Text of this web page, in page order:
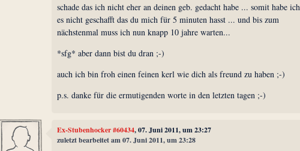
schade das ich nicht eher an deinen geb. gedacht habe ... somit habe ich
es nicht geschafft das du mich für 5 minuten hasst ... und bis zum
nächstenmal muss ich nun knapp 10 jahre warten...
*sfg* aber dann bist du dran ;-)
auch ich bin froh einen feinen kerl wie dich als freund zu haben ;-)
p.s. danke für die ermutigenden worte in den letzten tagen ;-)
Ex-Stubenhocker #60434, 07. Juni 2011, um 23:27
zuletzt bearbeitet am 07. Juni 2011, um 23:28